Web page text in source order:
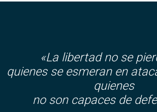
«La libertad no se
quienes se esmeran en
quienes
no son capaces de